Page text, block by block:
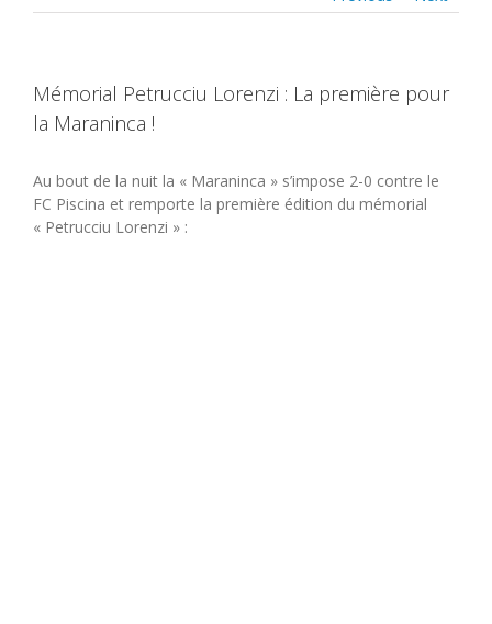
Mémorial Petrucciu Lorenzi : La première pour
la Maraninca !
Au bout de la nuit la « Maraninca » s’impose 2-0 contre le
FC Piscina et remporte la première édition du mémorial
« Petrucciu Lorenzi » :